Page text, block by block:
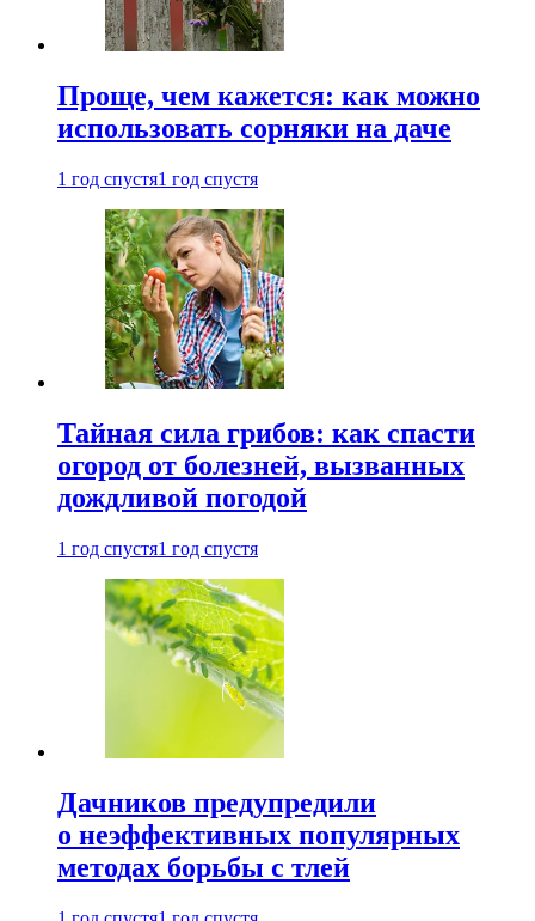
Проще, чем кажется: как можно
использовать сорняки на даче
1 год спустя1 год спустя
Тайная сила грибов: как спасти
огород от болезней, вызванных
дождливой погодой
1 год спустя1 год спустя
Дачников предупредили
о неэффективных популярных
методах борьбы с тлей